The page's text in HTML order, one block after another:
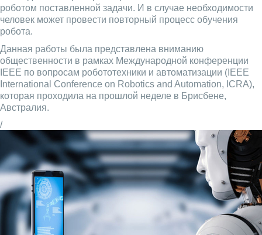
роботом поставленной задачи. И в случае необходимости
человек может провести повторный процесс обучения
робота.
Данная работы была представлена вниманию
общественности в рамках Международной конференции
IEEE по вопросам робототехники и автоматизации (IEEE
International Conference on Robotics and Automation, ICRA),
которая проходила на прошлой неделе в Брисбене,
Австралия.
/